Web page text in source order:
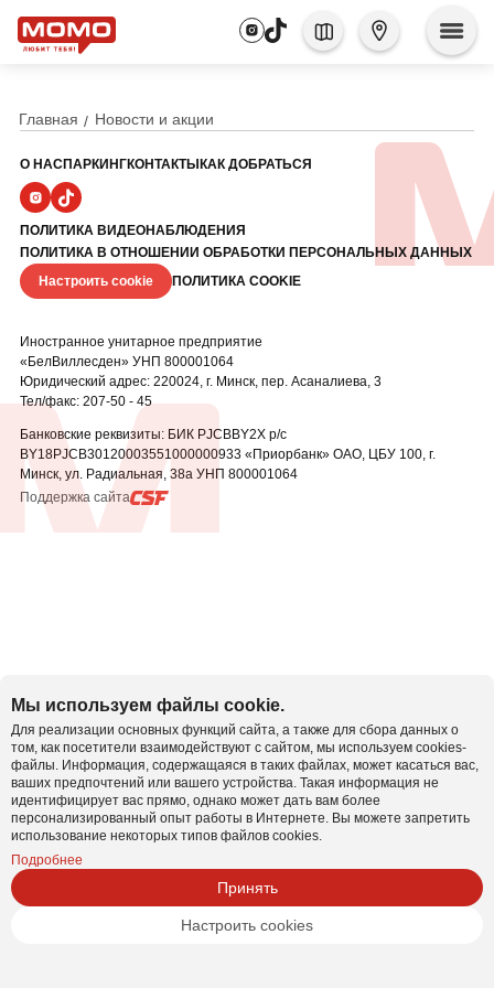
Главная Новости и акции
О НАСПАРКИНГКОНТАКТЫ КАК ДОБРАТЬСЯ
ПОЛИТИКА ВИДЕОНАБЛЮДЕНИЯ
ПОЛИТИКА В ОТНОШЕНИИ ОБРАБОТКИ ПЕРСОНАЛЬНЫХ ДАННЫХ
Настроить cookie
ПОЛИТИКА COOKIE
Иностранное унитарное предприятие
«БелВиллесден» УНП 800001064
Юридический адрес: 220024, г. Минск, пер. Асаналиева, 3
Тел/факс: 207-50 - 45
Банковские реквизиты: БИК PJCBBY2X р/с
BY18PJCB30120003551000000933 «Приорбанк» ОАО, ЦБУ 100, г.
Минск, ул. Радиальная, 38а УНП 800001064
Поддержка сайта
Мы используем файлы cookie.
Для реализации основных функций сайта, а также для сбора данных о
том, как посетители взаимодействуют с сайтом, мы используем cookies-
файлы. Информация, содержащаяся в таких файлах, может касаться вас,
ваших предпочтений или вашего устройства. Такая информация не
идентифицирует вас прямо, однако может дать вам более
персонализированный опыт работы в Интернете. Вы можете запретить
использование некоторых типов файлов cookies.
Подробнее
Принять
Настроить cookies